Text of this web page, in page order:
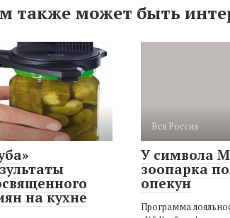
также может быть
на кухне
Вся Россия
У символа
зоопарка
опекун
Программа